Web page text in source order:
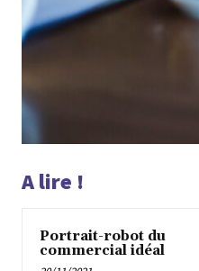
A lire !
Portrait-robot du
commercial idéal